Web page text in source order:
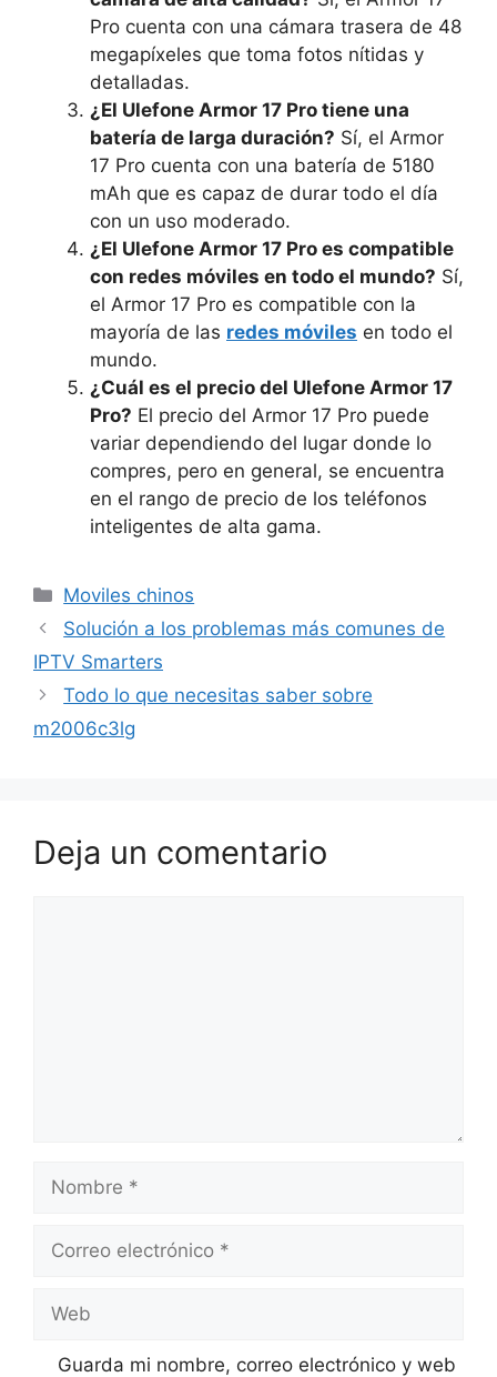
Pro cuenta con una cámara trasera de 48
megapíxeles que toma fotos nítidas y
detalladas.
¿El Ulefone Armor 17 Pro tiene una
batería de larga duración? Sí, el Armor
17 Pro cuenta con una batería de 5180
mAh que es capaz de durar todo el día
con un uso moderado.
¿El Ulefone Armor 17 Pro es compatible
con redes móviles en todo el mundo? Sí,
el Armor 17 Pro es compatible con la
mayoría de las redes móviles en todo el
mundo.
¿Cuál es el precio del Ulefone Armor 17
Pro? El precio del Armor 17 Pro puede
variar dependiendo del lugar donde lo
compres, pero en general, se encuentra
en el rango de precio de los teléfonos
inteligentes de alta gama.
Categorías
Moviles chinos
Solución a los problemas más comunes de
IPTV Smarters
Todo lo que necesitas saber sobre
m2006c3lg
Deja un comentario
Nombre
Correo
Web
Guarda mi nombre, correo electrónico y web